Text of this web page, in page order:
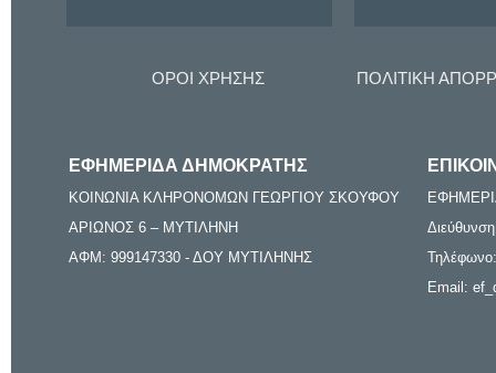
ΟΡΟΙ ΧΡΗΣΗΣ ΠΟΛΙΤΙΚΗ
ΕΦΗΜΕΡΙΔΑ ΔΗΜΟΚΡΑΤΗΣ
ΚΟΙΝΩΝΙΑ ΚΛΗΡΟΝΟΜΩΝ ΓΕΩΡΓΙΟΥ ΣΚΟΥΦΟΥ
ΑΡΙΩΝΟΣ 6 – ΜΥΤΙΛΗΝΗ
ΑΦΜ: 999147330 - ΔΟΥ ΜΥΤΙΛΗΝΗΣ
Email: